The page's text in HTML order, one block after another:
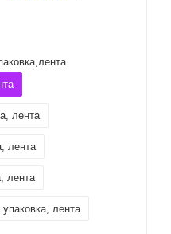
лента
лента
лента
лента